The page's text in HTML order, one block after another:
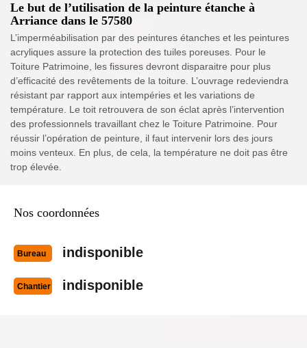
Le but de l’utilisation de la peinture étanche à
Arriance dans le 57580
L’imperméabilisation par des peintures étanches et les peintures
acryliques assure la protection des tuiles poreuses. Pour le
Toiture Patrimoine, les fissures devront disparaitre pour plus
d’efficacité des revêtements de la toiture. L’ouvrage redeviendra
résistant par rapport aux intempéries et les variations de
température. Le toit retrouvera de son éclat après l’intervention
des professionnels travaillant chez le Toiture Patrimoine. Pour
réussir l’opération de peinture, il faut intervenir lors des jours
moins venteux. En plus, de cela, la température ne doit pas être
trop élevée.
Nos coordonnées
Bureau indisponible
Chantier indisponible